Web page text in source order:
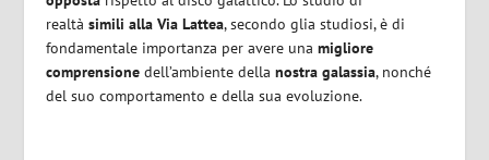
realtàsimili alla Via Lattea, secondo glia studiosi, è di
fondamentale importanza per avere unamigliore
comprensione dell’ambiente dellanostra galassia, nonché
del suo comportamento e della sua evoluzione.